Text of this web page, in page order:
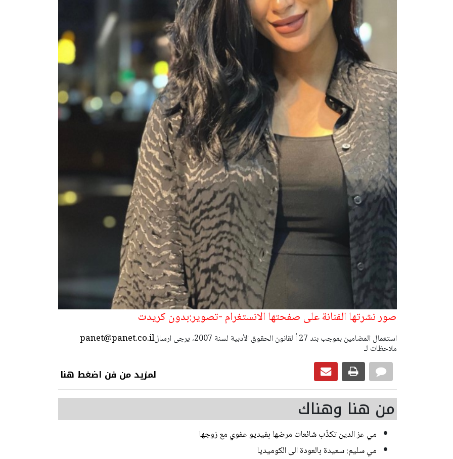
صور نشرتها الفنانة على صفحتها الانستغرام -تصوير:بدون كريدت
panet@panet.co.ilاستعمال المضامين بموجب بند 27 أ لقانون الحقوق الأدبية لسنة 2007، يرجى ارسال
ملاحظات لـ
لمزيد من فن اضغط هنا
من هنا وهناك
مي عز الدين تكذّب شائعات مرضها بفيديو عفوي مع زوجها
مي سليم: سعيدة بالعودة الى الكوميديا